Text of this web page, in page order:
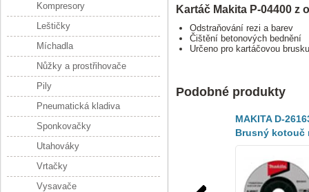
Kartáč Makita P-04400 z
Odstraňování rezi a barev
Čištění betonových bednění
Určeno pro kartáčovou
Podobné produkty
MAKITA D-
Brusný kotouč
ocel 150 x 6 x
Kompresory
Leštičky
Míchadla
Nůžky a prostřihovače
Pily
Pneumatická kladiva
Sponkovačky
Utahováky
Vrtačky
Vysavače